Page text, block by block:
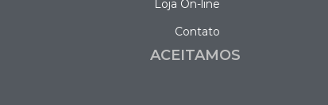
Loja On-line
Contato
ACEITAMOS